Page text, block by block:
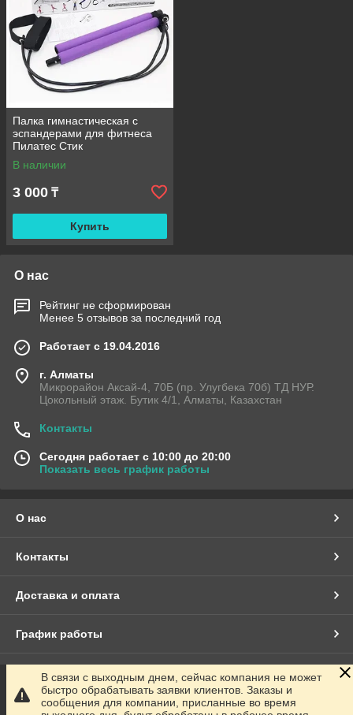
Палка гимнастическая с
эспандерами для фитнеса
Пилатес Стик
В наличии
3 000 ₸
Купить
О нас
Рейтинг не сформирован
Менее 5 отзывов за последний год
Работает с 19.04.2016
г. Алматы
Микрорайон Аксай-4, 70Б (пр. Улугбека 70б) ТД НУР.
Цокольный этаж. Бутик 4/1, Алматы, Казахстан
Контакты
Сегодня работает с 10:00 до 20:00
Показать весь график работы
О нас
Контакты
Доставка и оплата
График работы
Полная версия сайта
Сайт создан на маркетплейсеSatu.kz
В связи с выходным днем, сейчас компания не может
быстро обрабатывать заявки клиентов. Заказы и
сообщения для компании, присланные во время